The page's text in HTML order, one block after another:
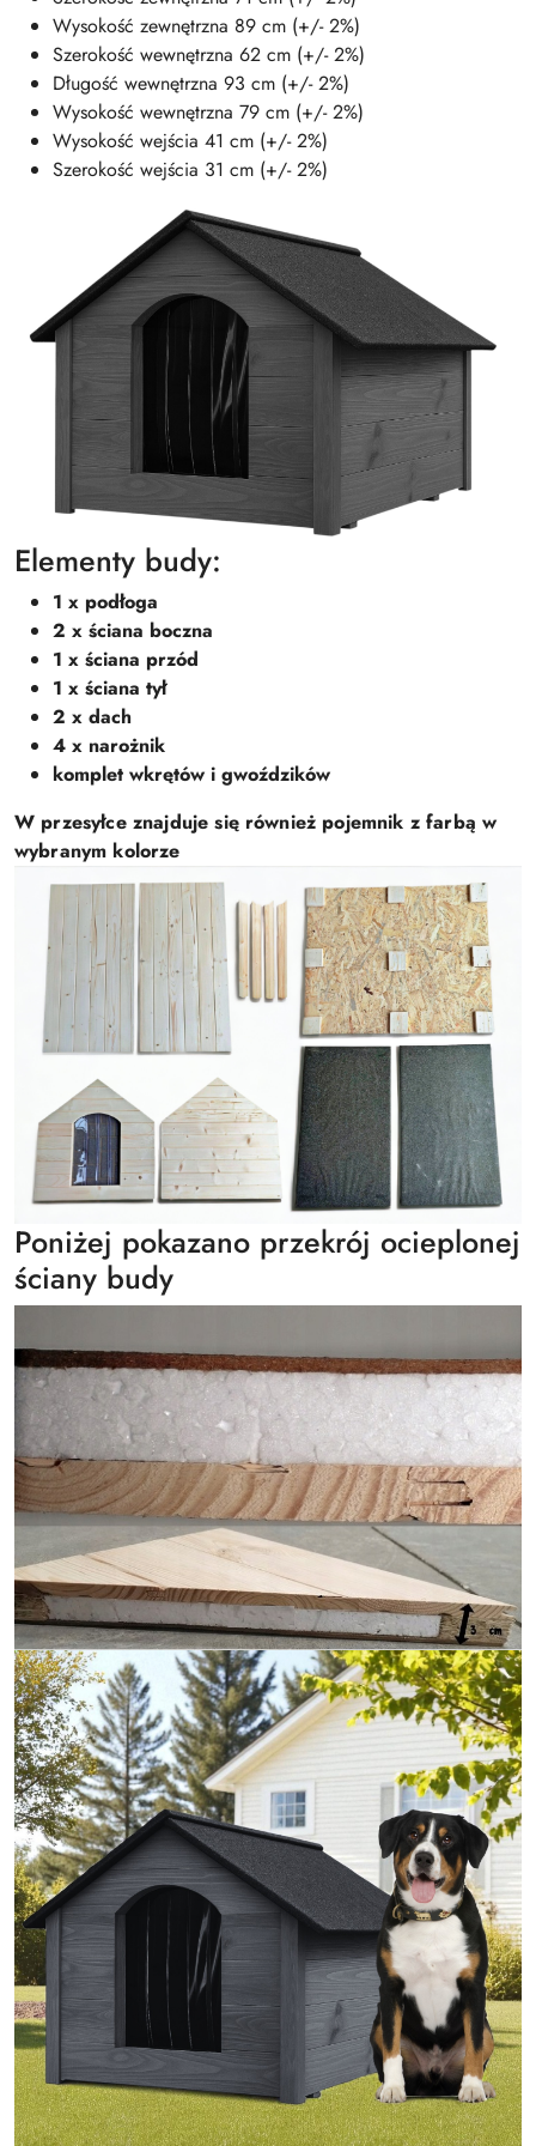
Wysokość zewnętrzna 89 cm (+/- 2%)
Szerokość wewnętrzna 62 cm (+/- 2%)
Długość wewnętrzna 93 cm (+/- 2%)
Wysokość wewnętrzna 79 cm (+/- 2%)
Wysokość wejścia 41 cm (+/- 2%)
Szerokość wejścia 31 cm (+/- 2%)
Elementy budy:
1 x podłoga
2 x ściana boczna
1 x ściana przód
1 x ściana tył
2 x dach
4 x narożnik
komplet wkrętów i gwoździków
W przesyłce znajduje się również pojemnik z farbą w
wybranym kolorze
Poniżej pokazano przekrój ocieplonej
ściany budy